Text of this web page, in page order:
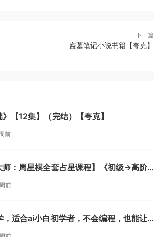
下一篇
盗墓笔记小说书籍【夸克】
》【12集】（完结）【夸克】
前
师：周星棋全套占星课程】《初级→高阶
锁宇宙密码，预见人生剧本！ 】
前
适合ai小白初学者，不会编程，也能让
夸克】